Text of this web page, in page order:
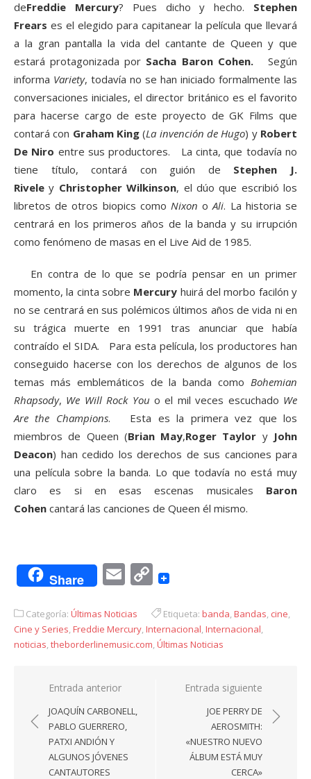
deFreddie Mercury? Pues dicho y hecho. Stephen
Frears es el elegido para capitanear la película que llevará
a la gran pantalla la vida del cantante de Queen y que
estará protagonizada por Sacha Baron Cohen.Según
informa Variety, todavía no se han iniciado formalmente las
conversaciones iniciales, el director británico es el favorito
para hacerse cargo de este proyecto de GK Films que
contará con Graham King (La invención de Hugo) y Robert
De Niro entre sus productores. La cinta, que todavía no
tiene título, contará con guión de Stephen J.
Rivele y Christopher Wilkinson, el dúo que escribió los
libretos de otros biopics como Nixon oAli. La historia se
centrará en los primeros años de la banda y su irrupción
como fenómeno de masas en el Live Aid de 1985.
En contra de lo que se podría pensar en un primer
momento, la cinta sobre Mercury huirá del morbo facilón y
no se centrará en sus polémicos últimos años de vida ni en
su trágica muerte en 1991 tras anunciar que había
contraído el SIDA. Para esta película, los productores han
conseguido hacerse con los derechos de algunos de los
temas más emblemáticos de la banda como Bohemian
Rhapsody, We Will Rock You o el mil veces escuchado We
Are the Champions. Esta es la primera vez que los
miembros de Queen (Brian May,Roger Taylor y John
Deacon) han cedido los derechos de sus canciones para
una película sobre la banda. Lo que todavía no está muy
claro es si en esas escenas musicales
Baron
Cohen cantará las canciones de Queen él mismo.
Share EmailCopy
Categoría: Últimas Noticias Etiqueta: banda,Bandas, cine,
Cine y Series,Freddie Mercury,Internacional,Internacional,
noticias,theborderlinemusic.com,Últimas Noticias
Navegación
entradas
Entrada anterior
JOAQUÍN CARBONELL,
PABLO GUERRERO,
PATXI ANDIÓN Y
ALGUNOS JÓVENES
CANTAUTORES
Entrada siguiente
JOE PERRY DE
AEROSMITH:
«NUESTRO NUEVO
ÁLBUM ESTÁ MUY
CERCA»